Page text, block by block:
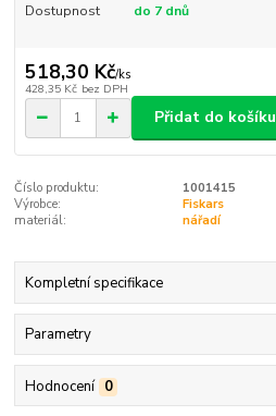
Dostupnost do 7 dnů
518,30 Kč/ks
428,35 Kč bez DPH
Přidat do košíku
Číslo produktu:
1001415
Výrobce:
Fiskars
materiál:
nářadí
Kompletní specifikace
Parametry
Hodnocení 0